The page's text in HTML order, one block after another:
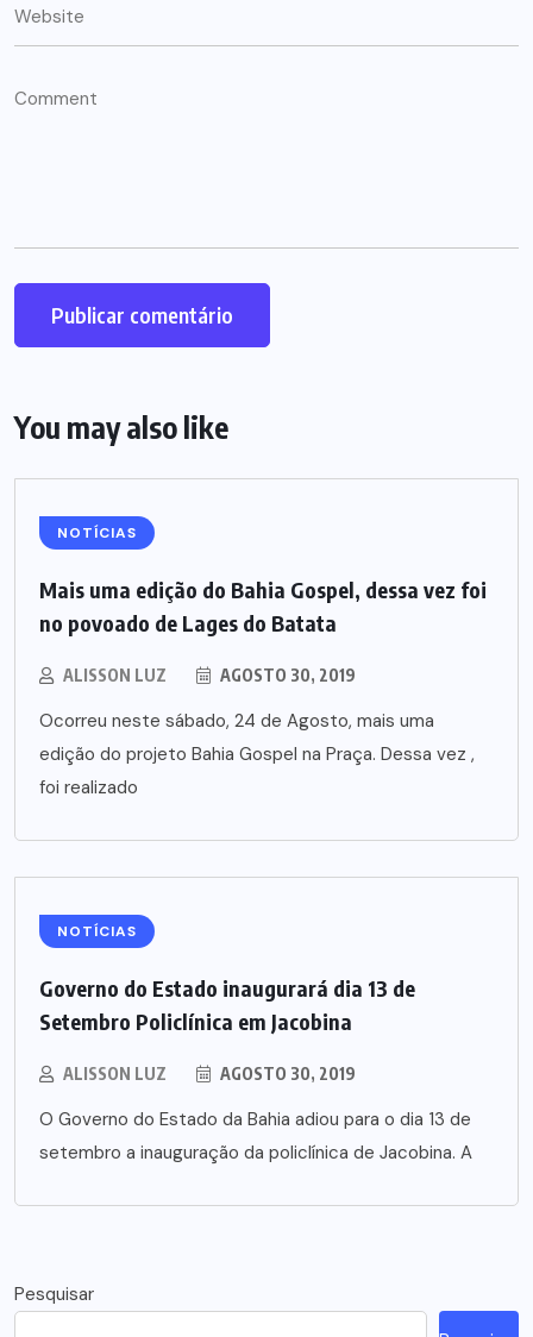
You may also like
NOTÍCIAS
Mais uma edição do Bahia Gospel, dessa vez foi
no povoado de Lages do Batata
ALISSON LUZ AGOSTO 30, 2019
Ocorreu neste sábado, 24 de Agosto, mais uma
edição do projeto Bahia Gospel na Praça. Dessa vez ,
foi realizado
NOTÍCIAS
Governo do Estado inaugurará dia 13 de
Setembro Policlínica em Jacobina
ALISSON LUZ AGOSTO 30, 2019
O Governo do Estado da Bahia adiou para o dia 13 de
setembro a inauguração da policlínica de Jacobina. A
Pesquisar